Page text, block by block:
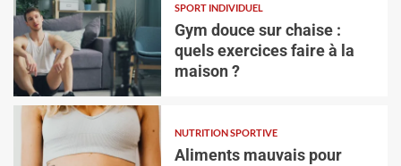
SPORT INDIVIDUEL
Gym douce sur chaise : quels exercices faire à
la maison ?
Vincent Trello 3 août 2026
SPORT INDIVIDUEL
Gym douce sur chaise :
quels exercices faire à la
maison ?
NUTRITION SPORTIVE
Aliments mauvais pour